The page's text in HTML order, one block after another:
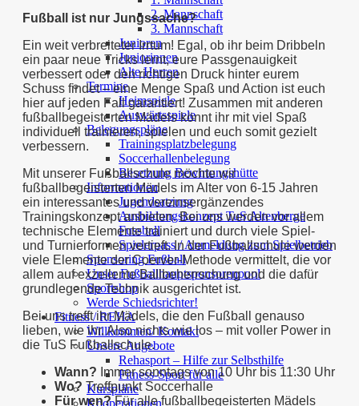
2. Mannschaft
3. Mannschaft
Junioren
Juniorinnen
Alte Herren
Termine
Heimspiele
Auswärtsspiele
Belegungspläne
Trainingsplatzbelegung
Soccerhallenbelegung
Besetzung Bewirtungshütte
Informationen
Jugendsatzung
Ausbildungskonzept TuS Altenberge
Fussball
Spielerpass / Anmeldung zum Spielbetrieb
Sponsoring Fußball
Unser Fußballhauptsponsorenpool
Sportshop
Werde Schiedsrichter!
Fitness / REHA
Willkommen/ Kontakt
Unsere Angebote
Rehasport – Hilfe zur Selbsthilfe
Fitness-Sport für alle
Kurspläne
Kooperationen
Fußball ist nur Jungssache?
Ein weit verbreiteter Irrtum! Egal, ob ihr beim Dribbeln
ein paar neue Tricks lernt, eure Passgenauigkeit
verbessert oder den richtigen Druck hinter eurem
Schuss findet – eine Menge Spaß und Action ist euch
hier auf jeden Fall garantiert! Zusammen mit anderen
fußballbegeisterten Mädels könnt ihr mit viel Spaß
individuell trainieren, spielen und euch somit gezielt
verbessern.
Mit unserer Fußballschule möchte wir
fußballbegeisterten Mädels im Alter von 6-15 Jahren
ein interessantes und vereinsergänzendes
Trainingskonzept anbieten. Bei uns werden vor allem
technische Elemente trainiert und durch viele Spiel-
und Turnierformen vertieft. In der Fußballschule werden
viele Elemente der Coerver-Methode vermittelt, die vor
allem auf exzellente Ballbeherrschung und die dafür
grundlegende Technik ausgerichtet ist.
Bei uns trefft ihr Mädels, die den Fußball genauso
lieben, wie ihr. Also nichts wie los – mit voller Power in
die TuS Fußballschule.
Wann? Immer sonntags von 10 Uhr bis 11:30 Uhr
Wo? Treffpunkt Soccerhalle
Für wen?Für alle fußballbegeisterten Mädels